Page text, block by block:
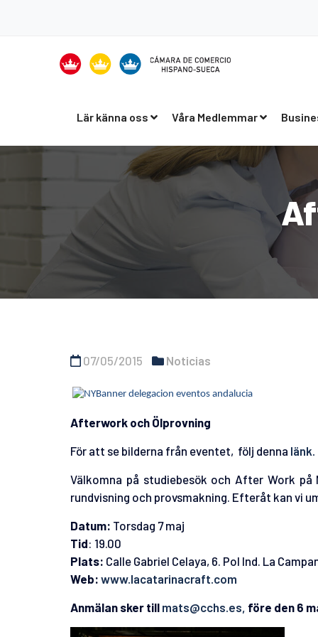
Lär känna oss Våra Medlemmar
07/05/2015 Noticias
Afterwork och Ölprovning
För att se bilderna från eventet, följ denna länk.
Välkomna på studiebesök och After Work på
rundvisning och provsmakning. Efteråt kan vi
Datum: Torsdag 7 maj
Tid: 19.00
Plats: Calle Gabriel Celaya, 6. Pol Ind. La
Web: www.lacatarinacraft.com
Anmälan sker till mats@cchs.es, före den 6